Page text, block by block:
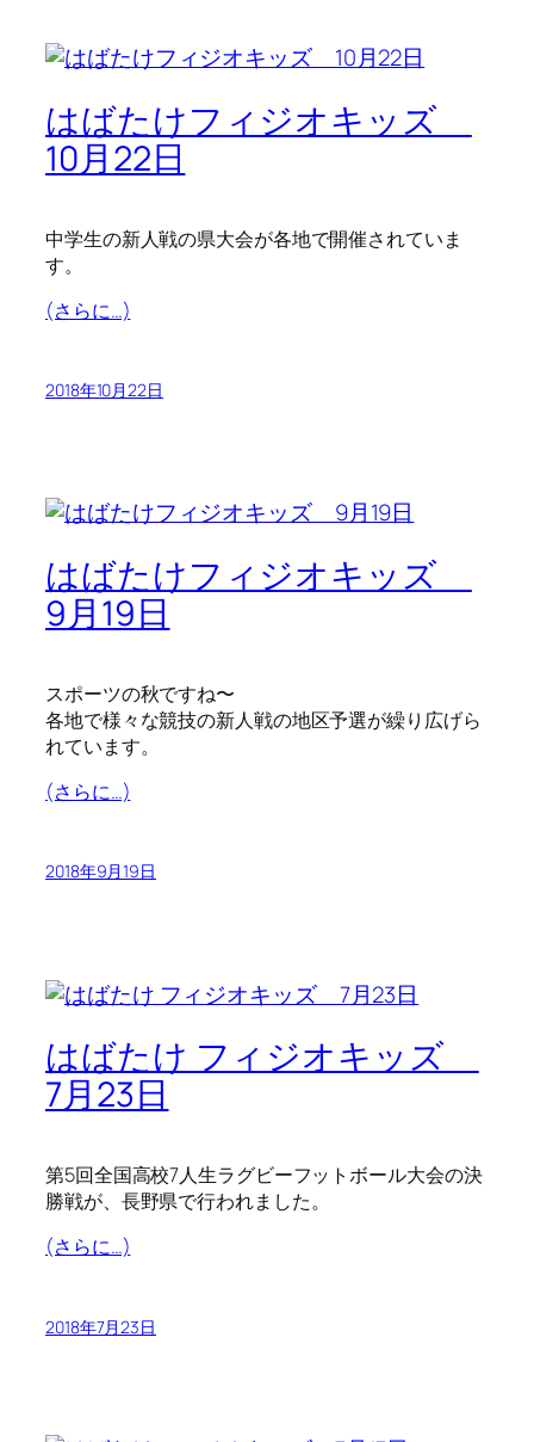
はばたけフィジオキッズ
10月22日
中学生の新人戦の県大会が各地で開催されていま
す。
(さらに…)
2018年10月22日
はばたけフィジオキッズ
9月19日
スポーツの秋ですね〜
各地で様々な競技の新人戦の地区予選が繰り広げら
れています。
(さらに…)
2018年9月19日
はばたけ フィジオキッズ
7月23日
第5回全国高校7人生ラグビーフットボール大会の決
勝戦が、長野県で行われました。
(さらに…)
2018年7月23日